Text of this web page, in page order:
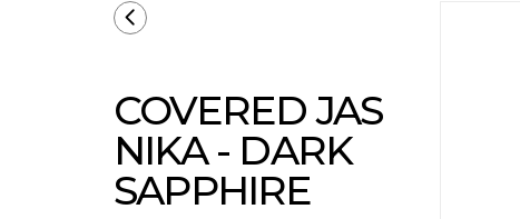
COVERED JAS
NIKA - DARK
SAPPHIRE